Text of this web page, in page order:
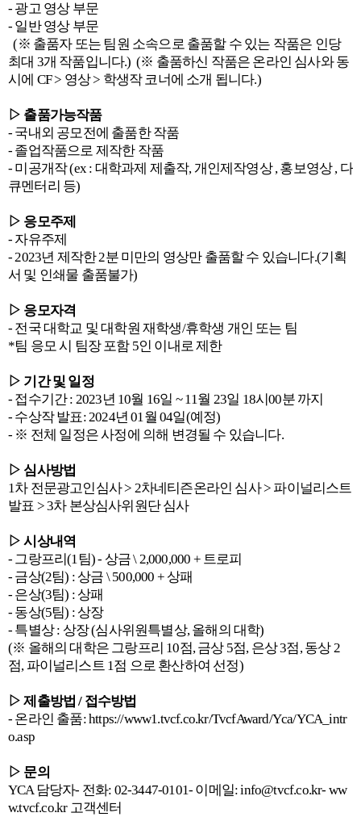
- 광고 영상 부문
- 일반 영상 부문
(※ 출품자 또는 팀원 소속으로 출품할 수 있는 작품은 인당
최대 3개 작품입니다.) (※ 출품하신 작품은 온라인 심사와 동
시에 CF > 영상 > 학생작 코너에 소개 됩니다.)
▷ 출품가능작품
- 국내외 공모전에 출품한 작품
- 졸업작품으로 제작한 작품
- 미공개작 (ex : 대학과제 제출작, 개인제작영상 , 홍보영상 , 다
큐멘터리 등)
▷ 응모주제
- 자유주제
- 2023년 제작한 2분 미만의 영상만 출품할 수 있습니다.(기획
서 및 인쇄물 출품불가)
▷ 응모자격
- 전국 대학교 및 대학원 재학생/휴학생 개인 또는 팀
*팀 응모 시 팀장 포함 5인 이내로 제한
▷ 기간 및 일정
- 접수기간 : 2023년 10월 16일 ~ 11월 23일 18시00분 까지
- 수상작 발표: 2024년 01월 04일(예정)
- ※ 전체 일정은 사정에 의해 변경될 수 있습니다.
▷ 심사방법
1차 전문광고인심사 > 2차네티즌온라인 심사 > 파이널리스트
발표 > 3차 본상심사위원단 심사
▷ 시상내역
- 그랑프리(1팀) - 상금 \ 2,000,000 + 트로피
- 금상(2팀) : 상금 \ 500,000 + 상패
- 은상(3팀) : 상패
- 동상(5팀) : 상장
- 특별상 : 상장 (심사위원특별상, 올해의 대학)
(※ 올해의 대학은 그랑프리 10점, 금상 5점, 은상 3점, 동상 2
점, 파이널리스트 1점 으로 환산하여 선정)
▷ 제출방법 / 접수방법
- 온라인 출품: https://www1.tvcf.co.kr/TvcfAward/Yca/YCA_intr
o.asp
▷ 문의
YCA 담당자- 전화: 02-3447-0101- 이메일: info@tvcf.co.kr- ww
w.tvcf.co.kr 고객센터